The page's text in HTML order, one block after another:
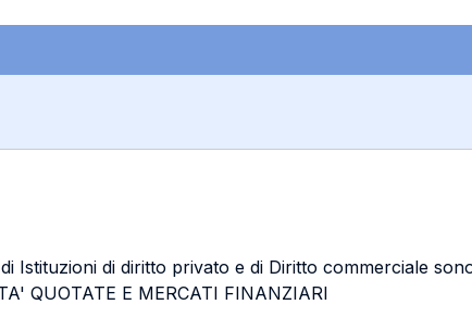
Istituzioni di diritto privato e di Diritto commerciale
QUOTATE E MERCATI FINANZIARI